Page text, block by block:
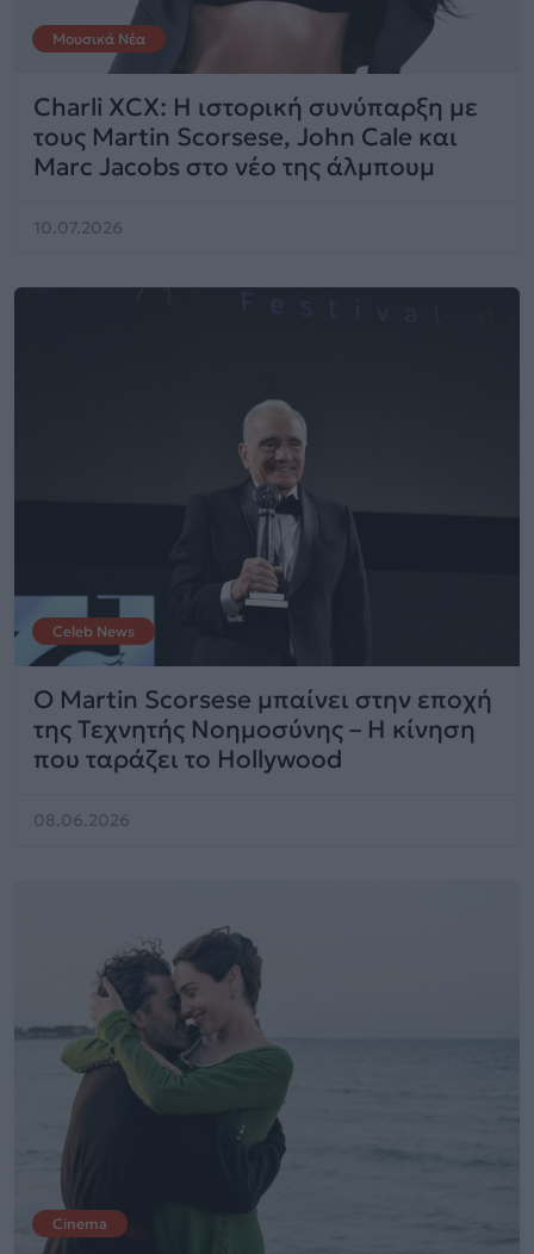
Μουσικά Νέα
Charli XCX: Η ιστορική συνύπαρξη με
τους Martin Scorsese, John Cale και
Marc Jacobs στο νέο της άλμπουμ
10.07.2026
Celeb News
Ο Martin Scorsese μπαίνει στην εποχή
της Τεχνητής Νοημοσύνης – Η κίνηση
που ταράζει το Hollywood
08.06.2026
Cinema